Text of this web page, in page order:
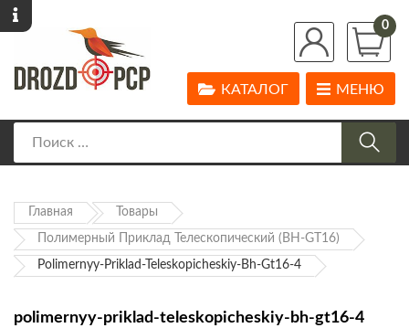
0
МЕНЮ
КАТАЛОГ
Главная Товары
Полимерный Приклад Телескопический (BH-GT16)
Polimernyy-Priklad-Teleskopicheskiy-Bh-Gt16-4
polimernyy-priklad-teleskopicheskiy-bh-gt16-4